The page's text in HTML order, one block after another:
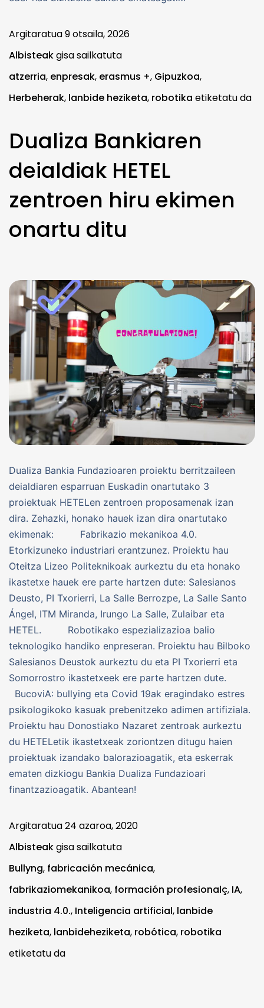
Argitaratua9 otsaila, 2026
Albisteakgisa sailkatuta
atzerria, enpresak, erasmus +, Gipuzkoa,
Herbeherak, lanbide heziketa, robotika etiketatu da
Dualiza Bankiaren
deialdiak HETEL
zentroen hiru ekimen
onartu ditu
Dualiza Bankia Fundazioaren proiektu berritzaileen
deialdiaren esparruan Euskadin onartutako 3
proiektuak HETELen zentroen proposamenak izan
dira. Zehazki, honako hauek izan dira onartutako
ekimenak: Fabrikazio mekanikoa 4.0.
Etorkizuneko industriari erantzunez. Proiektu hau
Oteitza Lizeo Politeknikoak aurkeztu du eta honako
ikastetxe hauek ere parte hartzen dute: Salesianos
Deusto, PI Txorierri, La Salle Berrozpe, La Salle Santo
Ángel, ITM Miranda, Irungo La Salle, Zulaibar eta
HETEL. Robotikako espezializazioa balio
teknologiko handiko enpreseran. Proiektu hau Bilboko
Salesianos Deustok aurkeztu du eta PI Txorierri eta
Somorrostro ikastetxeek ere parte hartzen dute.
BucoviA: bullying eta Covid 19ak eragindako estres
psikologikoko kasuak prebenitzeko adimen artifiziala.
Proiektu hau Donostiako Nazaret zentroak aurkeztu
du HETELetik ikastetxeak zoriontzen ditugu haien
proiektuak izandako balorazioagatik, eta eskerrak
ematen dizkiogu Bankia Dualiza Fundazioari
finantzazioagatik. Abantean!
Argitaratua24 azaroa, 2020
Albisteakgisa sailkatuta
Bullyng, fabricación mecánica,
fabrikaziomekanikoa, formación profesionalç, IA,
industria 4.0., Inteligencia artificial, lanbide
heziketa, lanbideheziketa, robótica, robotika
etiketatu da